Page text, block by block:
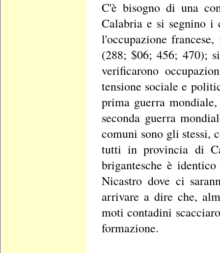
C'è bisogno di una
Calabria e si segnino i
l'occupazione
(288; $06; 456; 470);
verificarono
tensione sociale e
prima guerra
seconda guerra
comuni sono gli stessi,
tutti in provincia di
brigantesche è
Nicastro dove ci
arrivare a dire che,
moti contadini
formazione.